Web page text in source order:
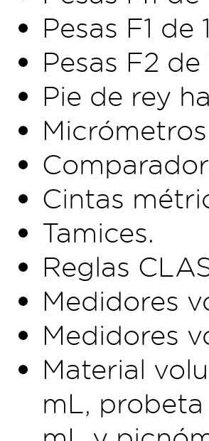
Pesas F1 de
Pesas F2
Pie de rey
Cintas
Tamices.
Reglas
Medidores
Medidores
Material
mL,